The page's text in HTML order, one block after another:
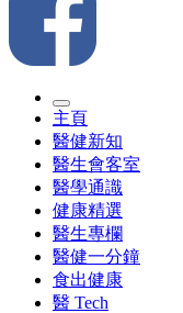
主頁
醫健新知
醫生會客室
醫學通識
健康精選
醫生專欄
醫健一分鐘
食出健康
醫 Tech